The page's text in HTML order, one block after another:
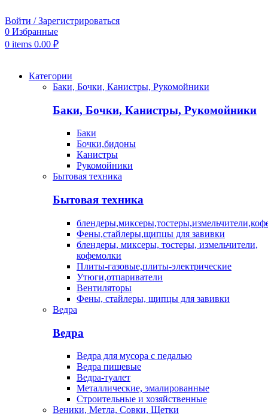
Войти / Зарегистрироваться
0 Избранные
0 items 0.00 ₽
Категории
Баки, Бочки, Канистры, Рукомойники
Баки, Бочки, Канистры, Рукомойники
Баки
Бочки,бидоны
Канистры
Рукомойники
Бытовая техника
Бытовая техника
Фены,стайлеры,щипцы для завивки
блендеры, миксеры, тостеры, измельчители,
кофемолки
Плиты-газовые,плиты-электрические
Утюги,отпариватели
Вентиляторы
Фены, стайлеры, щипцы для завивки
Ведра
Ведра
Ведра для мусора с педалью
Ведра пищевые
Ведра-туалет
Металлические, эмалированные
Строительные и хозяйственные
Веники, Метла, Совки, Щетки